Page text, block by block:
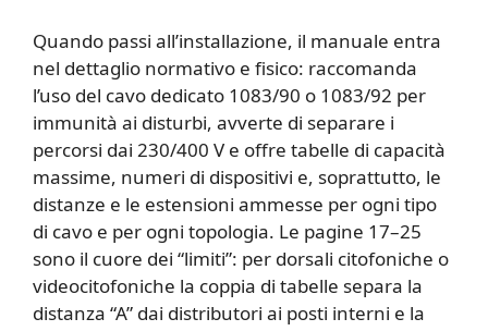
Quando passi all’installazione, il manuale entra
nel dettaglio normativo e fisico: raccomanda
l’uso del cavo dedicato 1083/90 o 1083/92 per
immunità ai disturbi, avverte di separare i
percorsi dai 230/400 V e offre tabelle di capacità
massime, numeri di dispositivi e, soprattutto, le
distanze e le estensioni ammesse per ogni tipo
di cavo e per ogni topologia. Le pagine 17–25
sono il cuore dei “limiti”: per dorsali citofoniche o
videocitofoniche la coppia di tabelle separa la
distanza “A” dai distributori ai posti interni e la